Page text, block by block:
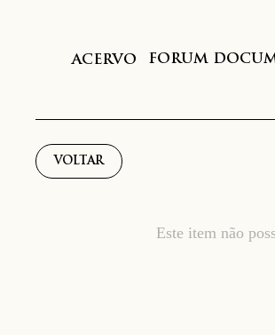
ACERVO FORUM
VOLTAR
Este item não